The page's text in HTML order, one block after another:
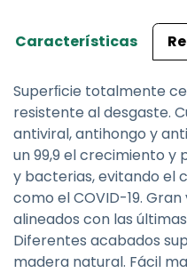
Características
Superﬁcie totalmente
resistente al desgaste.
antiviral, antihongo y
un 99,9 el crecimiento y
y bacterias, evitando el
como el COVID-19.
alineados con las
Diferentes acabados
madera natural. Fácil